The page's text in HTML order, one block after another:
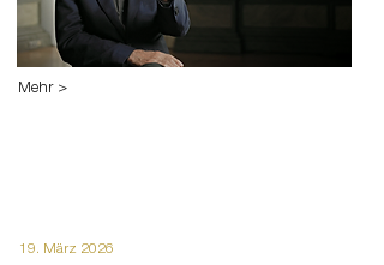
Mehr >
19. März 2026